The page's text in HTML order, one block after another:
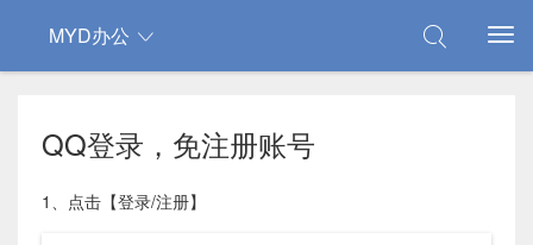
MYD办公
QQ登录，免注册账号
1、点击【登录/注册】